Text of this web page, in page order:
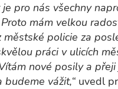
je pro nás všechny
mám velkou
policie za
práci v ulicích
nové posily a
budeme vážit,“ uvedl